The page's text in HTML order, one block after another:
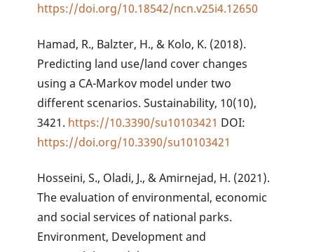
https://doi.org/10.18542/ncn.v25i4.12650
Hamad, R., Balzter, H., & Kolo, K. (2018).
Predicting land use/land cover changes
using a CA-Markov model under two
different scenarios. Sustainability, 10(10),
3421. https://10.3390/su10103421 DOI:
https://doi.org/10.3390/su10103421
Hosseini, S., Oladi, J., & Amirnejad, H. (2021).
The evaluation of environmental, economic
and social services of national parks.
Environment, Development and